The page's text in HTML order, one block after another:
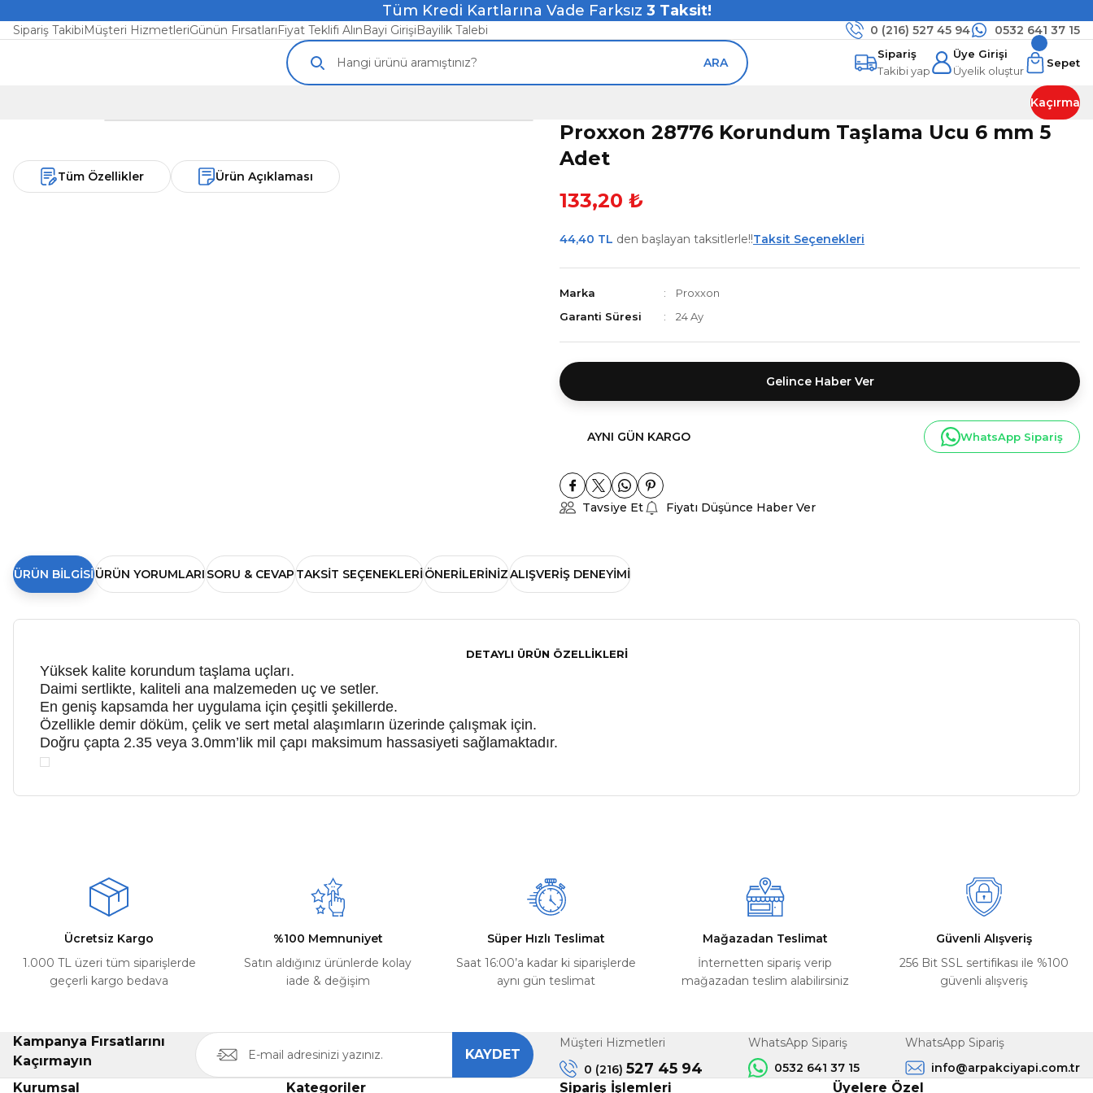
Tüm Kredi Kartlarına Vade Farksız 3 Taksit!
Sipariş TakibiMüşteri HizmetleriGünün FırsatlarıFiyat Teklifi AlınBayi GirişiBayilik Talebi 0 (216) 527 45 94 0532 641 37 15
ARA
Sipariş
Takibi yap
Üye Girişi
Üyelik oluştur
Sepet
Kaçırma
Tüm Özellikler Ürün Açıklaması
Proxxon 28776 Korundum Taşlama Ucu 6 mm 5
Adet
133,20 ₺
44,40 TL den başlayan taksitlerle!!Taksit Seçenekleri
Marka
Proxxon
Garanti Süresi
24 Ay
Gelince Haber Ver
AYNI GÜN KARGO WhatsApp Sipariş
Tavsiye Et Fiyatı Düşünce Haber Ver
ÜRÜN BILGISI ÜRÜN YORUMLARISORU & CEVAPTAKSIT SEÇENEKLERIÖNERILERINIZALIŞVERIŞ DENEYIMI
DETAYLI ÜRÜN ÖZELLİKLERİ
Yüksek kalite korundum taşlama uçları.
Daimi sertlikte, kaliteli ana malzemeden uç ve setler.
En geniş kapsamda her uygulama için çeşitli şekillerde.
Özellikle demir döküm, çelik ve sert metal alaşımların üzerinde çalışmak için.
Doğru çapta 2.35 veya 3.0mm’lik mil çapı maksimum hassasiyeti sağlamaktadır.
Ürün açıklamasında eksik bilgiler bulunuyor.
Ürün bilgilerinde hatalar bulunuyor.
Gönder
Ücretsiz Kargo
1.000 TL üzeri tüm siparişlerde
geçerli kargo bedava
%100 Memnuniyet
Satın aldığınız ürünlerde kolay
iade & değişim
Süper Hızlı Teslimat
Saat 16:00’a kadar ki siparişlerde
aynı gün teslimat
Mağazadan Teslimat
İnternetten sipariş verip
mağazadan teslim alabilirsiniz
Güvenli Alışveriş
256 Bit SSL sertifikası ile %100
güvenli alışveriş
Kampanya Fırsatlarını
Kaçırmayın
KAYDET
Müşteri Hizmetleri
0 (216) 527 45 94
WhatsApp Sipariş
0532 641 37 15
WhatsApp Sipariş
info@arpakciyapi.com.tr
Kurumsal Kategoriler Sipariş İşlemleri Üyelere Özel